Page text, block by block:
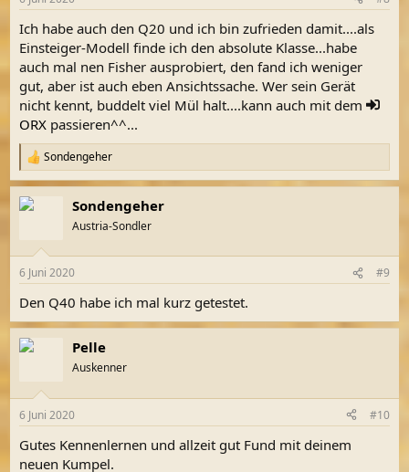
Ich habe auch den Q20 und ich bin zufrieden damit....als
Einsteiger-Modell finde ich den absolute Klasse...habe
auch mal nen Fisher ausprobiert, den fand ich weniger
gut, aber ist auch eben Ansichtssache. Wer sein Gerät
nicht kennt, buddelt viel Mül halt....kann auch mit dem
ORX passieren^^...
R
e
a
k
e
:
Sondengeher
Sondengeher
Austria-Sondler
6 Juni 2020 #9
Den Q40 habe ich mal kurz getestet.
Pelle
Auskenner
6 Juni 2020 #10
Gutes Kennenlernen und allzeit gut Fund mit deinem
neuen Kumpel.